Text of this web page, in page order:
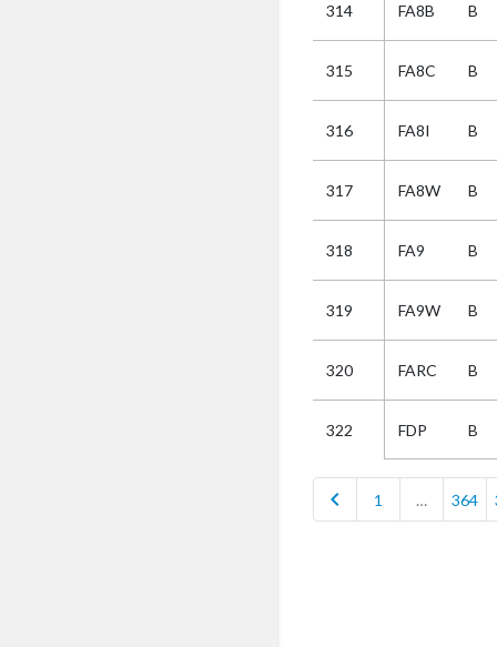
314 FA8B B
315 FA8C B
316 FA8I B
317 FA8W B
318 FA9 B
319 FA9W B
320 FARC B
322 FDP B
chevron_left 1 … 364